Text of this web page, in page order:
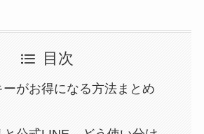
目次
がお得になる方法まとめ